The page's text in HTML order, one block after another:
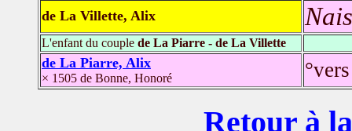
de La Villette, Alix
L'enfant du couple de La Piarre - de La Villette
de La Piarre, Alix
× 1505 de Bonne, Honoré
Retour à